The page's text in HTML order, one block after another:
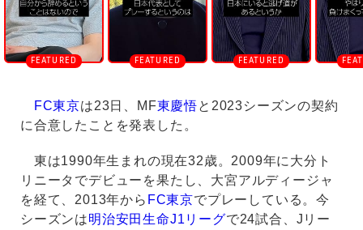
FC東京は23日、MF東慶悟と2023シーズンの契約
に合意したことを発表した。
東は1990年生まれの現在32歳。2009年に大分ト
リニータでデビューを果たし、大宮アルディージャ
を経て、2013年から FC東京でプレーしている。今
シーズンは明治安田生命J1リーグで24試合、Jリー